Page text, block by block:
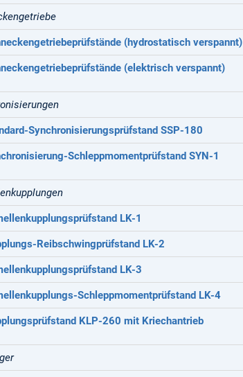
(hydrostatisch verspannt)
(elektrisch verspannt)
Synchronisierungsprüfstand SSP-180
Schleppmomentprüfstand SYN-1
LK-1
Reibschwingprüfstand LK-2
LK-3
Schleppmomentprüfstand LK-4
KLP-260 mit Kriechantrieb